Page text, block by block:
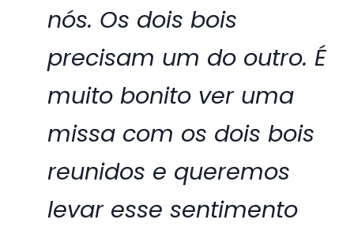
nós. Os dois bois
precisam um do outro. É
muito bonito ver uma
missa com os dois bois
reunidos e queremos
levar esse sentimento